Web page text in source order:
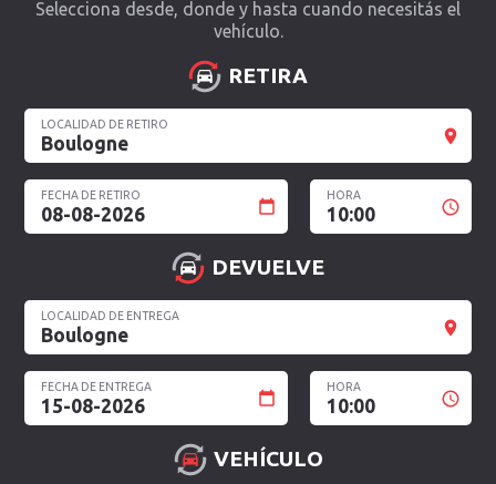
Selecciona desde, donde y hasta cuando necesitás el
vehículo.
RETIRA
LOCALIDAD DE RETIRO
Boulogne
FECHA DE RETIRO
08-08-2026
HORA
10:00
DEVUELVE
LOCALIDAD DE ENTREGA
Boulogne
FECHA DE ENTREGA
15-08-2026
HORA
10:00
VEHÍCULO